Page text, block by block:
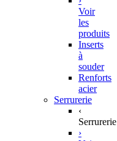
Voir
les
produits
Inserts
à
souder
Renforts
acier
Serrurerie
‹
Serrurerie
›